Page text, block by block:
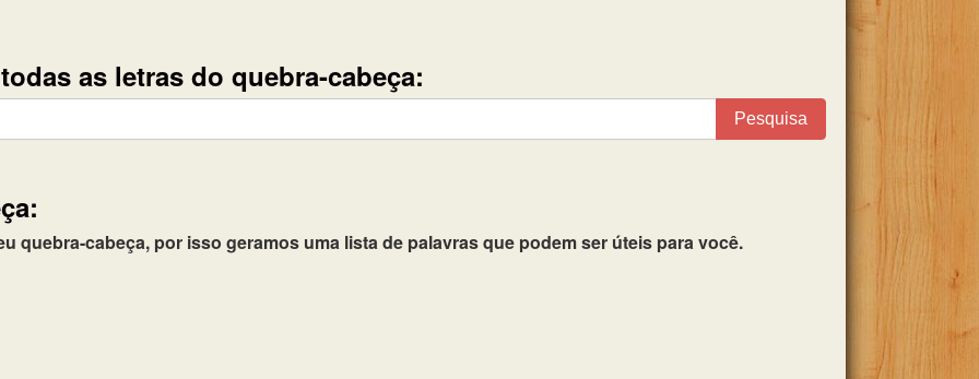
as letras do quebra-cabeça:
Pesquisa
quebra-cabeça, por isso geramos uma lista de palavras que podem ser úteis para você.